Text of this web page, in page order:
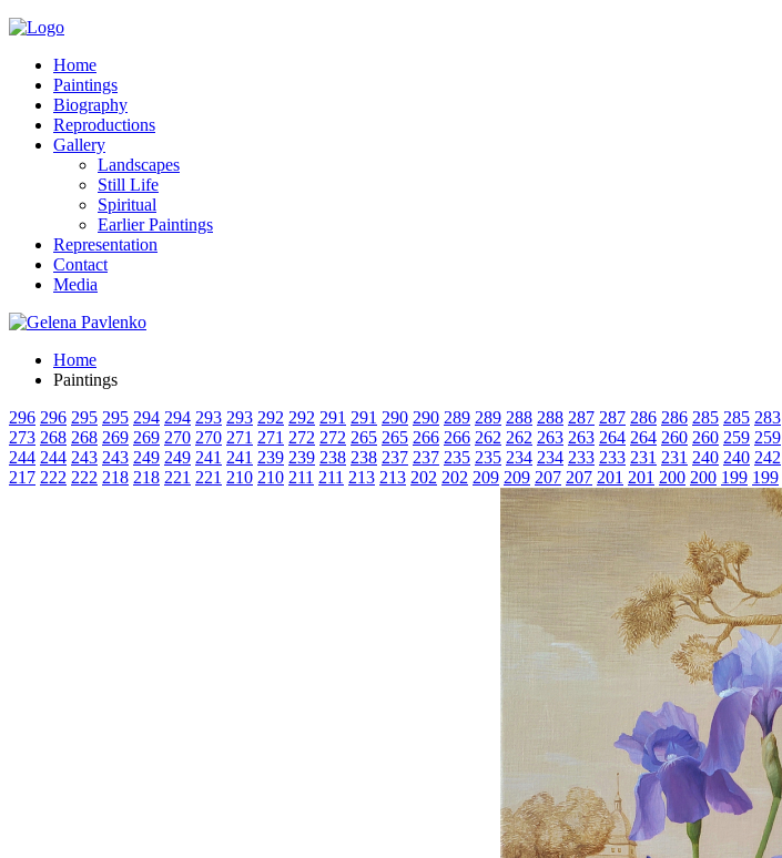
Home
Paintings
Biography
Reproductions
Gallery
Landscapes
Still Life
Spiritual
Earlier Paintings
Representation
Contact
Media
Home
Paintings
296 296 295 295 294 294 293 293 292 292 291 291 290 290 289 289 288 288 287 287 286 286 285 285 283
273 268 268 269 269 270 270 271 271 272 272 265 265 266 266 262 262 263 263 264 264 260 260 259 259
244 244 243 243 249 249 241 241 239 239 238 238 237 237 235 235 234 234 233 233 231 231 240 240 242
217 222 222 218 218 221 221 210 210 211 211 213 213 202 202 209 209 207 207 201 201 200 200 199 199